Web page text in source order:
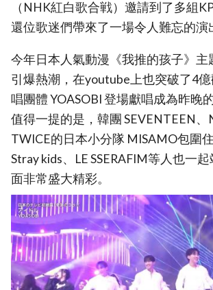
（NHK紅白歌合戦）邀請到了多組
還位歌迷們帶來了一場令人難忘的演
今年日本人氣動漫《我推的孩子》主
引爆熱潮，在youtube上也突破了4
唱團體 YOASOBI 登場獻唱成為昨晚
值得一提的是，韓團 SEVENTEEN、
TWICE的日本小分隊 MISAMO包圍
Stray kids、LE SSERAFIM等人也一
面非常盛大精彩。